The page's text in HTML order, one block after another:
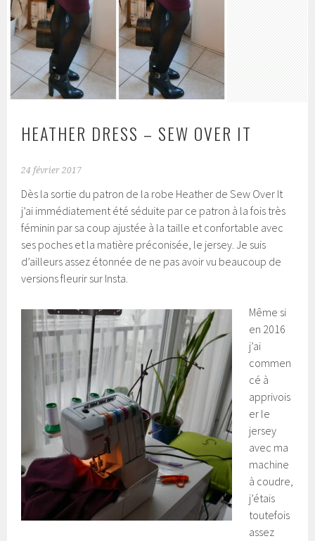
HEATHER DRESS – SEW OVER IT
24 février 2017
Dès la sortie du patron de la robe Heather de Sew Over It
j’ai immédiatement été séduite par ce patron à la fois très
féminin par sa coup ajustée à la taille et confortable avec
ses poches et la matière préconisée, le jersey. Je suis
d’ailleurs assez étonnée de ne pas avoir vu beaucoup de
versions fleurir sur Insta.
Même si
en 2016
j’ai
commen
cé à
apprivois
er le
jersey
avec ma
machine
à coudre,
j’étais
toutefois
assez